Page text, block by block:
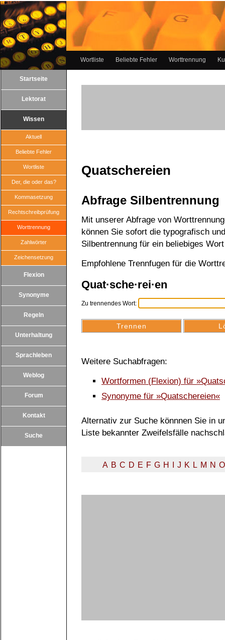
Wortliste Beliebte Fehler Worttrennung
Startseite
Lektorat
Wissen
Aktuell
Beliebte Fehler
Wortliste
Der, die oder das?
Kommasetzung
Rechtschreibprüfung
Worttrennung
Zahlwörter
Zeichensetzung
Flexion
Synonyme
Regeln
Unterhaltung
Sprachleben
Weblog
Forum
Kontakt
Suche
Quatschereien
Abfrage Silbentrennung
Mit unserer Abfrage von
können Sie sofort die typografisch
Silbentrennung für ein beliebiges
Empfohlene Trennfugen für die
Quat·sche·rei·en
Zu trennendes Wort:
Weitere Suchabfragen:
Wortformen (Flexion) für
Synonyme für »Quatschereien«
Alternativ zur Suche könnnen Sie in
Liste bekannter Zweifelsfälle
A B C D E F G H J K L M N O